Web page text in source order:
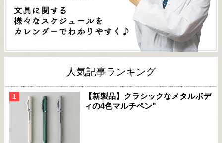
人気記事ランキング
【新製品】クラシックなメタルボデ
ィの4色マルチペン"